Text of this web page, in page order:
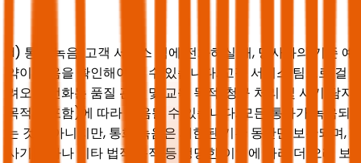
d) 통화 녹음: 고객 서비스 팀에 전화하실 때, 당사와의 기존 예
약이 있음을 확인해야 할 수 있습니다. 고객 서비스 팀으로 걸
려오는 전화는 품질 관리 및 교육 목적(청구 처리 및 사기 탐지
목적을 포함)에 따라 녹음될 수 있습니다. 모든 통화가 녹음되
는 것은 아니지만, 통화 녹음은 제한된 기간 동안만 보관되며,
사기 조사나 기타 법적 목적 등 정당한 이익에 따라 더 오래 보